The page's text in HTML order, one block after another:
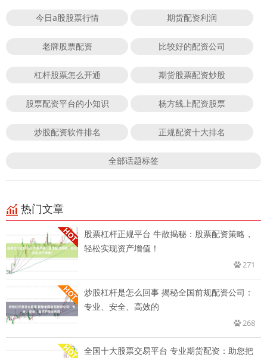
今日a股股票行情 期货配资利润
老牌股票配资 比较好的配资公司
杠杆股票怎么开通 期货股票配资炒股
股票配资平台的小知识 杨方线上配资股票
炒股配资软件排名 正规配资十大排名
全部话题标签
热门文章
股票杠杆正规平台 牛散揭秘：股票配资策略，
轻松实现资产增值！
271
炒股杠杆是怎么回事 揭秘全国前规配资公司：
专业、安全、高效的
268
全国十大股票交易平台 专业期货配资：助您把